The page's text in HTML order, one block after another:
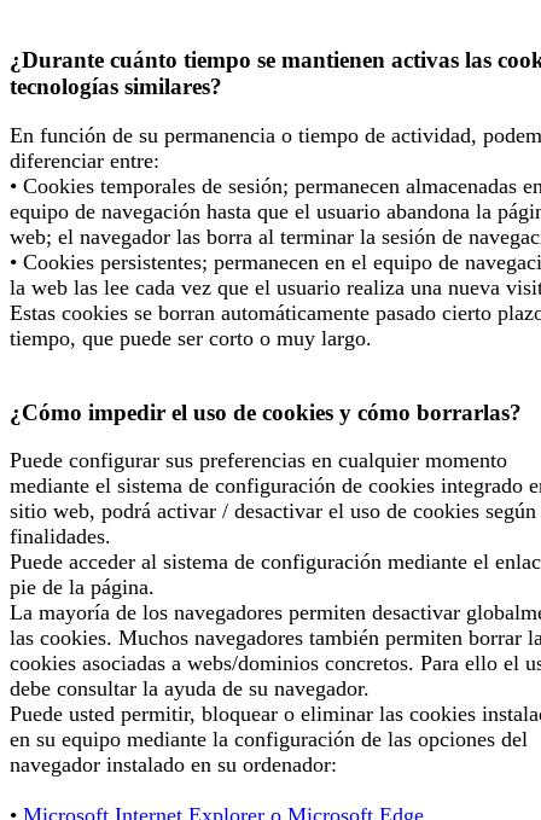
¿Durante cuánto tiempo se mantienen activas las
tecnologías similares?
En función de su permanencia o tiempo de actividad,
diferenciar entre:
• Cookies temporales de sesión; permanecen almacenadas
equipo de navegación hasta que el usuario abandona la
web; el navegador las borra al terminar la sesión de
• Cookies persistentes; permanecen en el equipo de
la web las lee cada vez que el usuario realiza una nueva
Estas cookies se borran automáticamente pasado cierto
tiempo, que puede ser corto o muy largo.
¿Cómo impedir el uso de cookies y cómo borrarlas?
Puede configurar sus preferencias en cualquier momento
mediante el sistema de configuración de cookies integrado
sitio web, podrá activar / desactivar el uso de cookies según
finalidades.
Puede acceder al sistema de configuración mediante el
pie de la página.
La mayoría de los navegadores permiten desactivar
las cookies. Muchos navegadores también permiten borrar
cookies asociadas a webs/dominios concretos. Para ello el
debe consultar la ayuda de su navegador.
Puede usted permitir, bloquear o eliminar las cookies
en su equipo mediante la configuración de las opciones del
navegador instalado en su ordenador: